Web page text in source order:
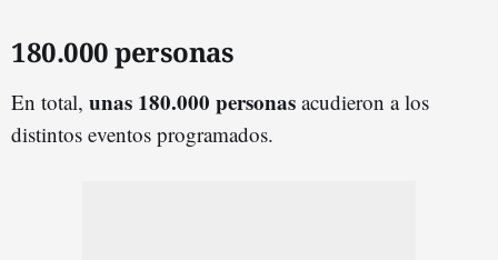
180.000 personas
En total, unas 180.000 personas acudieron a los
distintos eventos programados.